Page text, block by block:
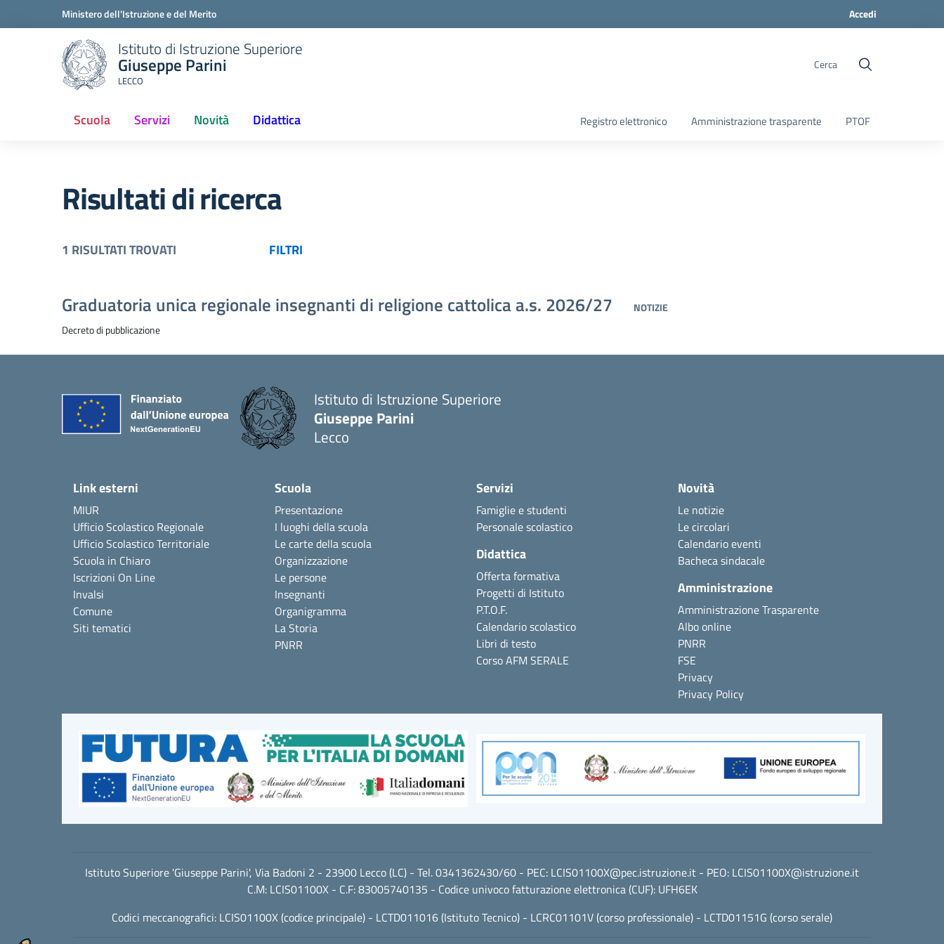
Ministero dell'Istruzione e del Merito Accedi
Istituto di Istruzione Superiore
Giuseppe Parini
LECCO
Cerca
Scuola Servizi Novità Didattica
(current) Registro elettronico Amministrazione trasparente PTOF
Risultati di ricerca
1 RISULTATI TROVATI FILTRI
Graduatoria unica regionale insegnanti di religione cattolica a.s. 2026/27 NOTIZIE
Decreto di pubblicazione
Istituto di Istruzione Superiore
Giuseppe Parini
Lecco
Link esterni
MIUR
Ufficio Scolastico Regionale
Ufficio Scolastico Territoriale
Scuola in Chiaro
Iscrizioni On Line
Invalsi
Comune
Siti tematici
Scuola
Presentazione
I luoghi della scuola
Le carte della scuola
Organizzazione
Le persone
Insegnanti
Organigramma
La Storia
PNRR
Servizi
Famiglie e studenti
Personale scolastico
Didattica
Offerta formativa
Progetti di Istituto
P.T.O.F.
Calendario scolastico
Libri di testo
Corso AFM SERALE
Novità
Le notizie
Le circolari
Calendario eventi
Bacheca sindacale
Amministrazione
Amministrazione Trasparente
Albo online
PNRR
FSE
Privacy
Privacy Policy
Istituto Superiore 'Giuseppe Parini', Via Badoni 2 - 23900 Lecco (LC) - Tel. 0341362430/60 - PEC: LCIS01100X@pec.istruzione.it - PEO: LCIS01100X@istruzione.it
C.M: LCIS01100X - C.F: 83005740135 - Codice univoco fatturazione elettronica (CUF): UFH6EK
Codici meccanografici: LCIS01100X (codice principale) - LCTD011016 (Istituto Tecnico) - LCRC01101V (corso professionale) - LCTD01151G (corso serale)